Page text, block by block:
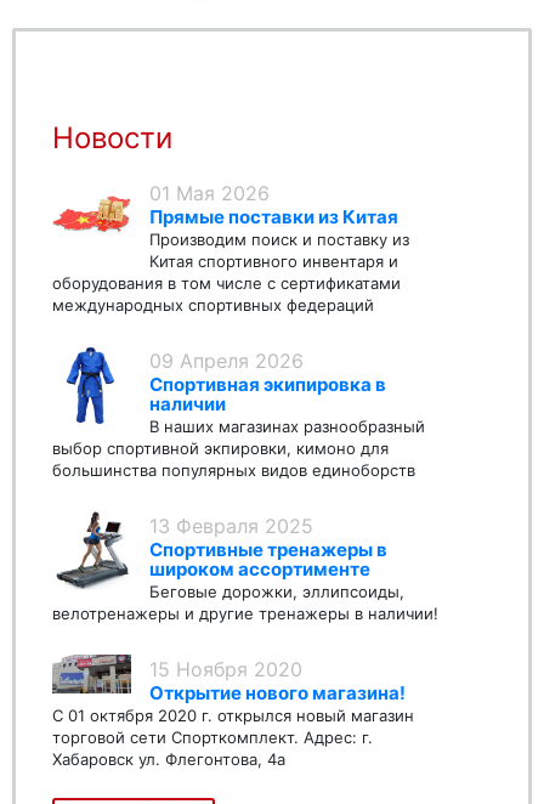
Новости
01 Мая 2026
Прямые поставки из Китая
Производим поиск и поставку из
Китая спортивного инвентаря и
оборудования в том числе с сертификатами
международных спортивных федераций
09 Апреля 2026
Спортивная экипировка в
наличии
В наших магазинах разнообразный
выбор спортивной экпировки, кимоно для
большинства популярных видов единоборств
13 Февраля 2025
Спортивные тренажеры в
широком ассортименте
Беговые дорожки, эллипсоиды,
велотренажеры и другие тренажеры в наличии!
15 Ноября 2020
Открытие нового магазина!
С 01 октября 2020 г. открылся новый магазин
торговой сети Спорткомплект. Адрес: г.
Хабаровск ул. Флегонтова, 4а